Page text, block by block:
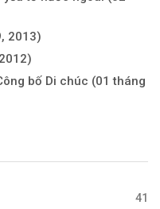
2013)
bố Di chúc (01 tháng
41